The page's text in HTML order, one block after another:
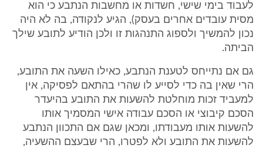
לעבוד בימי שישי, חשדות או מחשבות הנתבע כי הוא
מסית עובדים אחרים בעסק), הגיע לנקודה, בה לא היה
נכון להמשיך ולספוג התנהגות זו ולכן הודיע לתובע שילך
הביתה.
גם אם נתייחס לטענת הנתבע, כאילו השעה את התובע,
הרי שאין בה כדי לסייע לו שהרי בהתאם לפסיקה, אין
למעביד זכות מוחלטת להשעות את התובע בהיעדר
הסכם קיבוצי או הסכם עבודה אישי המסמיך אותו
להשעות אותו מעבודתו, ומכאן שגם אם התכוון הנתבע
להשעות את התובע ולא לפטרו, הרי שבעצם ההשעיה,